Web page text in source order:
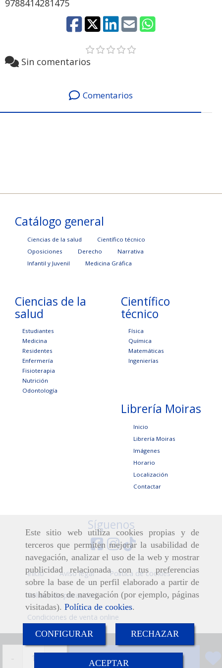
Este sitio web utiliza cookies propias y de
terceros que permiten mejorar la usabilidad de
navegación, analizar el uso de la web y mostrar
publicidad relacionada con tus preferencias
sobre la base de un perfil elaborado a partir de
tus hábitos de navegación (por ejemplo, páginas
visitadas). Política de cookies.
CONFIGURAR RECHAZAR
ACEPTAR
+
9788414281475
Sin comentarios
Comentarios
Catálogo general
Ciencias de la salud
Científico técnico
Oposiciones
Derecho
Narrativa
Infantil y Juvenil
Medicina Gráfica
Ciencias de la
salud
Estudiantes
Medicina
Residentes
Enfermería
Fisioterapia
Nutrición
Odontología
Científico
técnico
Física
Química
Matemáticas
Ingenierías
Librería Moiras
Inicio
Librería Moiras
Imágenes
Horario
Localización
Contactar
Síguenos
Inicio Aviso legal Política de cookies
Política de privacidad
Condiciones de venta online